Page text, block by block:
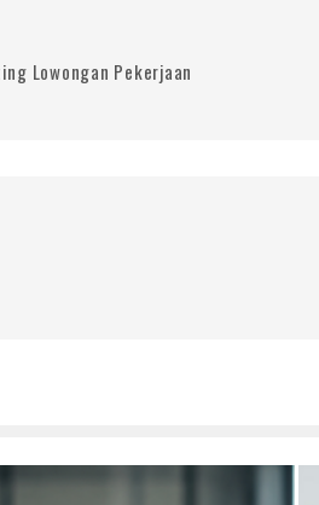
Lowongan Pekerjaan